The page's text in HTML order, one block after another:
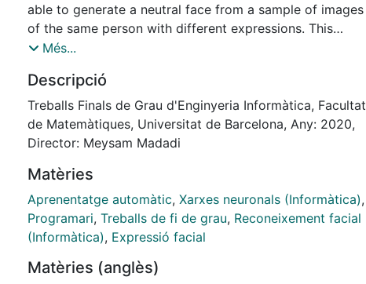
able to generate a neutral face from a sample of images
of the same person with different expressions. This
expressions can be gathered from a video of that person
need a model which as it is able to learn meaningful
features of the frontal faces. Also this model should be
capable of reconstructing faces from this learned
features.
Més...
Descripció
Treballs Finals de Grau d'Enginyeria Informàtica, Facultat
de Matemàtiques, Universitat de Barcelona, Any: 2020,
Director: Meysam Madadi
Matèries
Aprenentatge automàtic, Xarxes neuronals (Informàtica),
Programari, Treballs de fi de grau, Reconeixement facial
(Informàtica), Expressió facial
Matèries (anglès)